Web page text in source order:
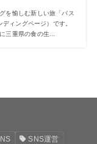
を愉しむ新しい旅「バス
ィングページ）です。
三重県の食の生...
SNS運営